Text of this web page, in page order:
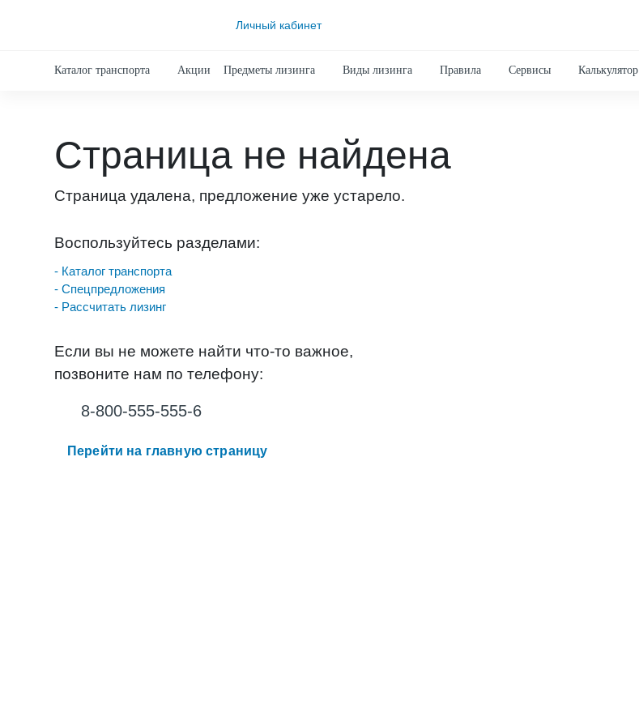
Личный кабинет
Каталог транспорта Акции Предметы лизинга Виды лизинга Правила Сервисы Калькулятор
Страница не найдена
Страница удалена, предложение уже устарело.
Воспользуйтесь разделами:
- Каталог транспорта
- Спецпредложения
- Рассчитать лизинг
Если вы не можете найти что-то важное,
позвоните нам по телефону:
8-800-555-555-6
Перейти на главную страницу